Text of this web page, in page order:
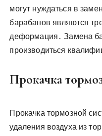
могут нуждаться в
барабанов являются
деформация․ Замена
производиться
Прокачка
Прокачка тормозной
удаления воздуха из